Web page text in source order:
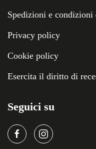
Spedizioni e condizioni
Privacy policy
Cookie policy
Esercita il diritto di
Seguici su